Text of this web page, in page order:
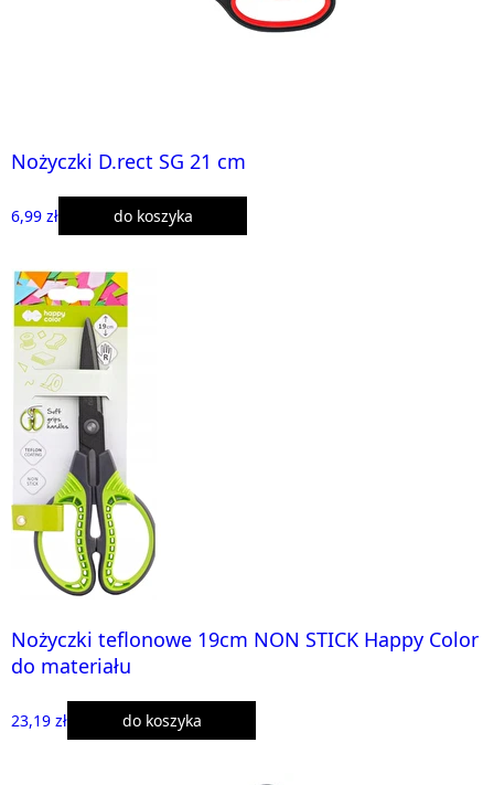
Nożyczki D.rect SG 21 cm
6,99 zł do koszyka
Nożyczki teflonowe 19cm NON STICK Happy Color
do materiału
23,19 zł do koszyka